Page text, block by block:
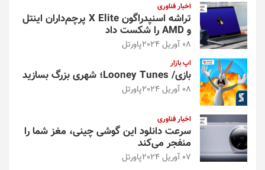
اخبار فناوری
تراشه اسنپدراگون X Elite پرچم‌داران اینتل
و AMD را شکست داد
08 آوریل 2024 پاورتل
اپ بازار
بازی/ Looney Tunes؛ شهری بزرگ بسازید
08 آوریل 2024 پاورتل
اخبار فناوری
سرعت دانلود این گوشی چینی، مغز شما را
منفجر می‌کند
07 آوریل 2024 پاورتل